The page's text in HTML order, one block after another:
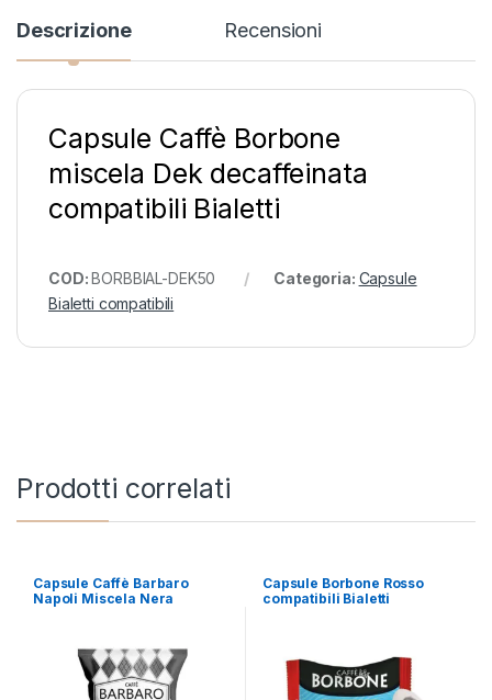
Descrizione Recensioni
Capsule Caffè Borbone
miscela Dek decaffeinata
compatibili Bialetti
COD:BORBBIAL-DEK50 Categoria: Capsule
Bialetti compatibili
Prodotti correlati
Capsule Caffè Barbaro
Napoli Miscela Nera
Capsule Borbone Rosso
compatibili Bialetti